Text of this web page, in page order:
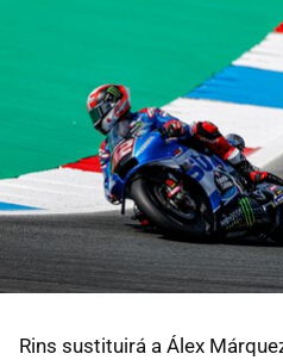
Rins sustituirá a Álex